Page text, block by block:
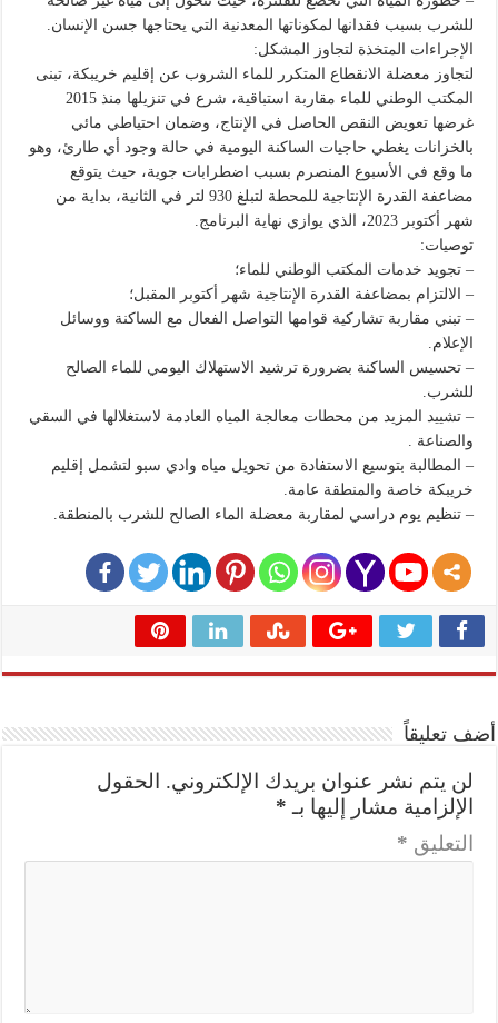
للشرب بسبب فقدانها لمكوناتها المعدنية التي يحتاجها جسن الإنسان.
الإجراءات المتخذة لتجاوز المشكل:
لتجاوز معضلة الانقطاع المتكرر للماء الشروب عن إقليم خريبكة، تبنى
المكتب الوطني للماء مقاربة استباقية، شرع في تنزيلها منذ 2015
غرضها تعويض النقص الحاصل في الإنتاج، وضمان احتياطي مائي
بالخزانات يغطي حاجيات الساكنة اليومية في حالة وجود أي طارئ، وهو
ما وقع في الأسبوع المنصرم بسبب اضطرابات جوية، حيث يتوقع
مضاعفة القدرة الإنتاجية للمحطة لتبلغ 930 لتر في الثانية، بداية من
شهر أكتوبر 2023، الذي يوازي نهاية البرنامج.
توصيات:
– تجويد خدمات المكتب الوطني للماء؛
– الالتزام بمضاعفة القدرة الإنتاجية شهر أكتوبر المقبل؛
– تبني مقاربة تشاركية قوامها التواصل الفعال مع الساكنة ووسائل
الإعلام.
– تحسيس الساكنة بضرورة ترشيد الاستهلاك اليومي للماء الصالح
للشرب.
– تشييد المزيد من محطات معالجة المياه العادمة لاستغلالها في السقي
والصناعة .
– المطالبة بتوسيع الاستفادة من تحويل مياه وادي سبو لتشمل إقليم
خريبكة خاصة والمنطقة عامة.
– تنظيم يوم دراسي لمقاربة معضلة الماء الصالح للشرب بالمنطقة.
أضف تعليقاً
لن يتم نشر عنوان بريدك الإلكتروني.
الحقول
الإلزامية مشار إليها بـ *
التعليق *